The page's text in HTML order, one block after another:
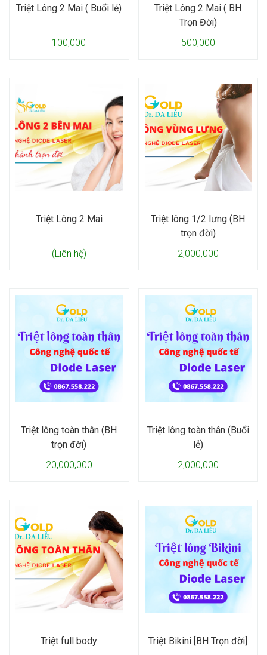
Triệt Lông 2 Mai ( Buổi lẻ)
100,000
Triệt Lông 2 Mai ( BH
Trọn Đời)
500,000
Triệt Lông 2 Mai
(Liên hệ)
Triệt lông 1/2 lưng (BH
trọn đời)
2,000,000
Triệt lông toàn thân (BH
trọn đời)
20,000,000
Triệt lông toàn thân (Buổi
lẻ)
2,000,000
Triệt full body
Triệt Bikini [BH Trọn đời]